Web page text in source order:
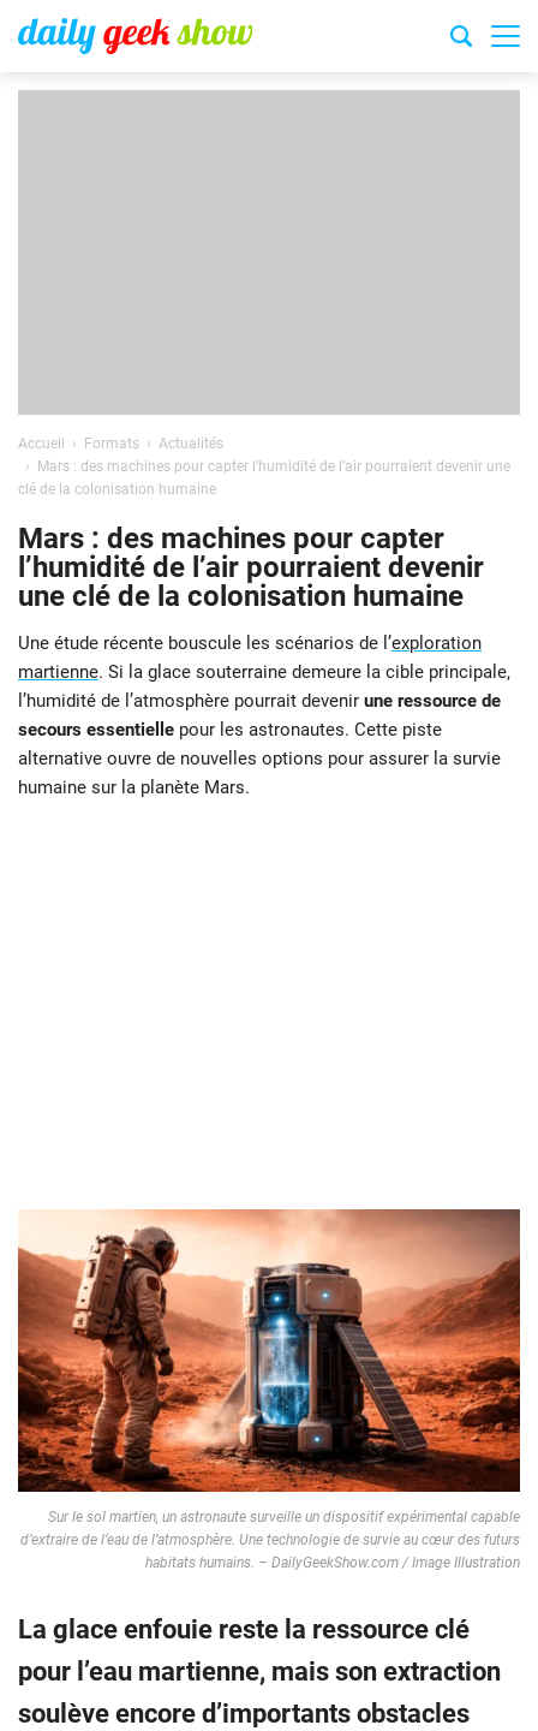
Accueil Formats
Actualités
Mars : des machines pour capter l’humidité de l’air pourraient devenir une
clé de la colonisation humaine
Mars : des machines pour capter
l’humidité de l’air pourraient devenir
une clé de la colonisation humaine
Une étude récente bouscule les scénarios de l’exploration
martienne. Si la glace souterraine demeure la cible principale,
l’humidité de l’atmosphère pourrait devenir une ressource de
secours essentielle pour les astronautes. Cette piste
alternative ouvre de nouvelles options pour assurer la survie
humaine sur la planète Mars.
Sur le sol martien, un astronaute surveille un dispositif expérimental capable
d’extraire de l’eau de l’atmosphère. Une technologie de survie au cœur des futurs
habitats humains. – DailyGeekShow.com / Image Illustration
La glace enfouie reste la ressource clé
pour l’eau martienne, mais son extraction
soulève encore d’importants obstacles